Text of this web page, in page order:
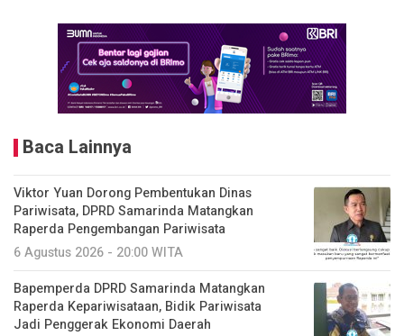
Baca Lainnya
Viktor Yuan Dorong Pembentukan Dinas
Pariwisata, DPRD Samarinda Matangkan
Raperda Pengembangan Pariwisata
6 Agustus 2026 - 20:00 WITA
Bapemperda DPRD Samarinda Matangkan
Raperda Kepariwisataan, Bidik Pariwisata
Jadi Penggerak Ekonomi Daerah